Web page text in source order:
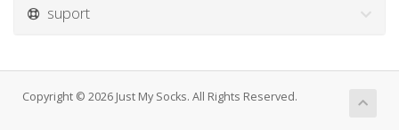
suport
Copyright © 2026 Just My Socks. All Rights Reserved.